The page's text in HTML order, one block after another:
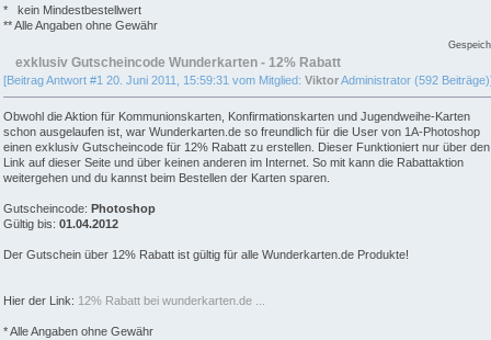
* kein Mindestbestellwert
** Alle Angaben ohne Gewähr
exklusiv Gutscheincode Wunderkarten - 12% Rabatt
[Beitrag Antwort #1 20. Juni 2011, 15:59:31 vom Mitglied: ViktorAdministrator (592
Obwohl die Aktion für Kommunionskarten, Konfirmationskarten und Jugendweihe-Karten
schon ausgelaufen ist, war Wunderkarten.de so freundlich für die User von 1A-Photoshop
einen exklusiv Gutscheincode für 12% Rabatt zu erstellen. Dieser Funktioniert nur über den
Link auf dieser Seite und über keinen anderen im Internet. So mit kann die Rabattaktion
weitergehen und du kannst beim Bestellen der Karten sparen.
Gutscheincode: Photoshop
Gültig bis: 01.04.2012
Der Gutschein über 12% Rabatt ist gültig für alle Wunderkarten.de Produkte!
Hier der Link: 12% Rabatt bei wunderkarten.de ...
* Alle Angaben ohne Gewähr